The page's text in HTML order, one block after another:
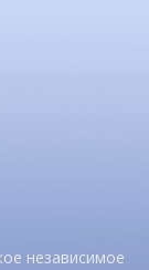
независимое